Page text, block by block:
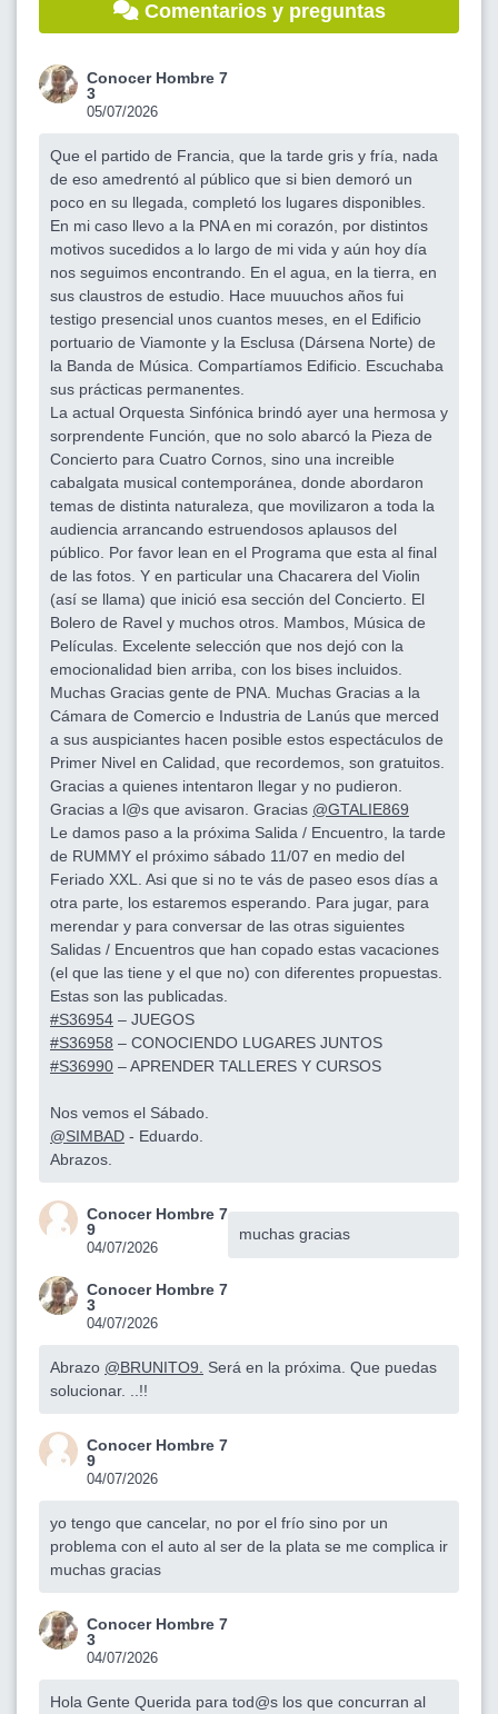
Comentarios y preguntas
Conocer Hombre 7
3
05/07/2026
Que el partido de Francia, que la tarde gris y fría, nada
de eso amedrentó al público que si bien demoró un
poco en su llegada, completó los lugares disponibles.
En mi caso llevo a la PNA en mi corazón, por distintos
motivos sucedidos a lo largo de mi vida y aún hoy día
nos seguimos encontrando. En el agua, en la tierra, en
sus claustros de estudio. Hace muuuchos años fui
testigo presencial unos cuantos meses, en el Edificio
portuario de Viamonte y la Esclusa (Dársena Norte) de
la Banda de Música. Compartíamos Edificio. Escuchaba
sus prácticas permanentes.
La actual Orquesta Sinfónica brindó ayer una hermosa y
sorprendente Función, que no solo abarcó la Pieza de
Concierto para Cuatro Cornos, sino una increible
cabalgata musical contemporánea, donde abordaron
temas de distinta naturaleza, que movilizaron a toda la
audiencia arrancando estruendosos aplausos del
público. Por favor lean en el Programa que esta al final
de las fotos. Y en particular una Chacarera del Violin
(así se llama) que inició esa sección del Concierto. El
Bolero de Ravel y muchos otros. Mambos, Música de
Películas. Excelente selección que nos dejó con la
emocionalidad bien arriba, con los bises incluidos.
Muchas Gracias gente de PNA. Muchas Gracias a la
Cámara de Comercio e Industria de Lanús que merced
a sus auspiciantes hacen posible estos espectáculos de
Primer Nivel en Calidad, que recordemos, son gratuitos.
Gracias a quienes intentaron llegar y no pudieron.
Gracias a l@s que avisaron. Gracias @GTALIE869
Le damos paso a la próxima Salida / Encuentro, la tarde
de RUMMY el próximo sábado 11/07 en medio del
Feriado XXL. Asi que si no te vás de paseo esos días a
otra parte, los estaremos esperando. Para jugar, para
merendar y para conversar de las otras siguientes
Salidas / Encuentros que han copado estas vacaciones
(el que las tiene y el que no) con diferentes propuestas.
Estas son las publicadas.
#S36954 – JUEGOS
#S36958 – CONOCIENDO LUGARES JUNTOS
#S36990 – APRENDER TALLERES Y CURSOS
Nos vemos el Sábado.
@SIMBAD - Eduardo.
Abrazos.
Conocer Hombre 7
9
04/07/2026
muchas gracias
Conocer Hombre 7
3
04/07/2026
Abrazo @BRUNITO9.
Será en la próxima. Que puedas
solucionar. ..!!
Conocer Hombre 7
9
04/07/2026
yo tengo que cancelar, no por el frío sino por un
problema con el auto al ser de la plata se me complica ir
muchas gracias
Conocer Hombre 7
3
04/07/2026
Hola Gente Querida para tod@s los que concurran al